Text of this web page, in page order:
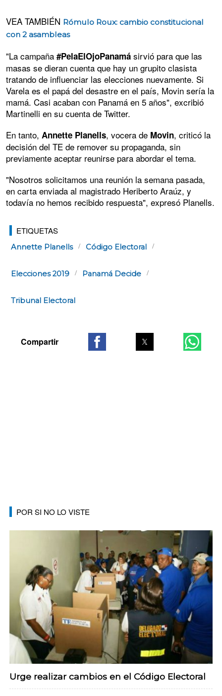
VEA TAMBIÉN Rómulo Roux: cambio constitucional
con 2 asambleas
"La campaña #PelaElOjoPanamá sirvió para que las
masas se dieran cuenta que hay un grupito clasista
tratando de influenciar las elecciones nuevamente. Si
Varela es el papá del desastre en el país, Movin sería la
mamá. Casi acaban con Panamá en 5 años", excribió
Martinelli en su cuenta de Twitter.
En tanto, Annette Planells, vocera de Movin, criticó la
decisión del TE de remover su propaganda, sin
previamente aceptar reunirse para abordar el tema.
"Nosotros solicitamos una reunión la semana pasada,
en carta enviada al magistrado Heriberto Araúz, y
todavía no hemos recibido respuesta", expresó Planells.
ETIQUETAS
Annette Planells Código Electoral
Elecciones 2019 Panamá Decide
Tribunal Electoral
POR SI NO LO VISTE
Urge realizar cambios en el Código Electoral